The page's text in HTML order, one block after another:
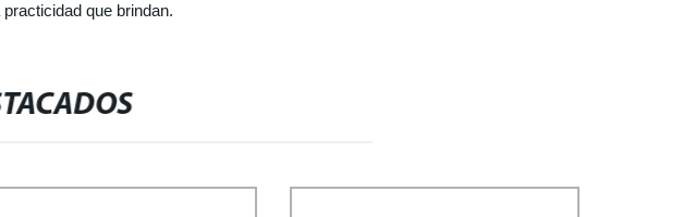
que brindan.